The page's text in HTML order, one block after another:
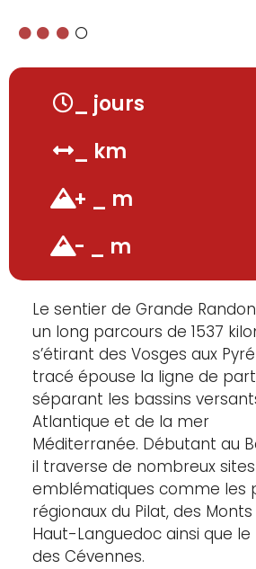
_ jours
_ km
+ _ m
- _ m
Le sentier de Grande
un long parcours de 1537
s’étirant des Vosges aux
tracé épouse la ligne de
séparant les bassins
Atlantique et de la mer
Méditerranée. Débutant au
il traverse de nombreux
emblématiques comme les
régionaux du Pilat, des Monts
Haut-Languedoc ainsi que
des Cévennes.